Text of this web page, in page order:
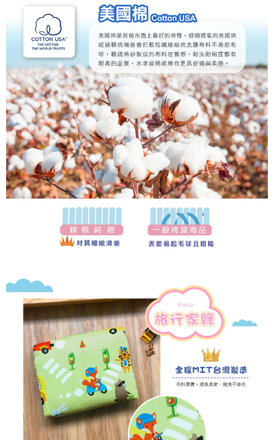
任。
４．使用「AFTEE先享後付」時，將依據個別帳號之用戶狀況，依本公司即
時審查核予不同之上限額度；若仍有額度不足之情形，本公司將視審查結果
請求用戶進行身份認證。
５．嚴禁一人註冊多個帳號或使用他人資訊註冊。若發現惡意使用之情形，
恩沛科技股份有限公司將有權停止該用戶之使用額度並採取法律行動。